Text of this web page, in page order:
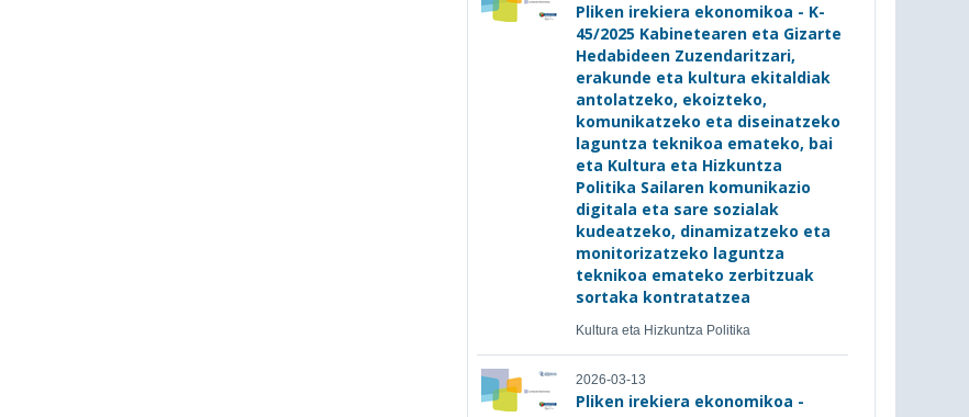
Pliken irekiera ekonomikoa - K-
45/2025 Kabinetearen eta Gizarte
Hedabideen Zuzendaritzari,
erakunde eta kultura ekitaldiak
antolatzeko, ekoizteko,
komunikatzeko eta diseinatzeko
laguntza teknikoa emateko, bai
eta Kultura eta Hizkuntza
Politika Sailaren komunikazio
digitala eta sare sozialak
kudeatzeko, dinamizatzeko eta
monitorizatzeko laguntza
teknikoa emateko zerbitzuak
sortaka kontratatzea
Kultura eta Hizkuntza Politika
2026-03-13
Pliken irekiera ekonomikoa -